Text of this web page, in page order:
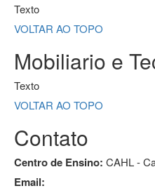
Texto
VOLTAR AO TOPO
Mobiliario e
Texto
VOLTAR AO TOPO
Contato
Centro de Ensino: CAHL -
Email: